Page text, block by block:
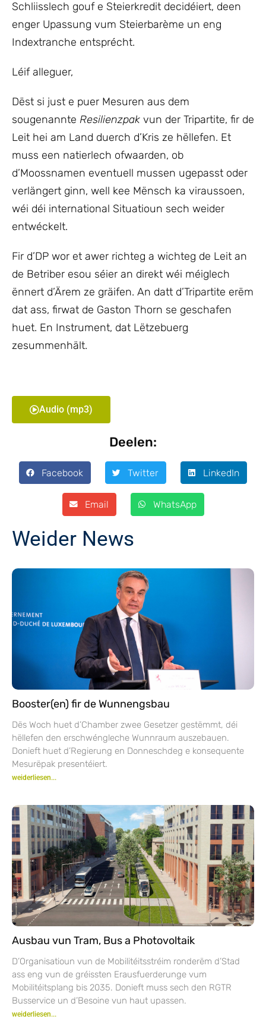
Schliisslech gouf e Steierkredit decidéiert, deen
enger Upassung vum Steierbarème un eng
Indextranche entsprécht.
Léif alleguer,
Dëst si just e puer Mesuren aus dem
sougenannte Resilienzpak vun der Tripartite, fir de
Leit hei am Land duerch d’Kris ze hëllefen. Et
muss een natierlech ofwaarden, ob
d’Moossnamen eventuell mussen ugepasst oder
verlängert ginn, well kee Mënsch ka viraussoen,
wéi déi international Situatioun sech weider
entwéckelt.
Fir d’DP wor et awer richteg a wichteg de Leit an
de Betriber esou séier an direkt wéi méiglech
ënnert d’Ärem ze gräifen. An datt d’Tripartite erëm
dat ass, firwat de Gaston Thorn se geschafen
huet. En Instrument, dat Lëtzebuerg
zesummenhält.
Audio (mp3)
Deelen:
Facebook Twitter LinkedIn
Email WhatsApp
Weider News
Booster(en) fir de Wunnengsbau
Dës Woch huet d’Chamber zwee Gesetzer gestëmmt, déi
hëllefen den erschwéngleche Wunnraum auszebauen.
Donieft huet d’Regierung en Donneschdeg e konsequente
Mesurëpak presentéiert.
weiderliesen...
Ausbau vun Tram, Bus a Photovoltaik
D’Organisatioun vun de Mobilitéitsstréim ronderëm d’Stad
ass eng vun de gréissten Erausfuerderunge vum
Mobilitéitsplang bis 2035. Donieft muss sech den RGTR
Busservice un d’Besoine vun haut upassen.
weiderliesen...